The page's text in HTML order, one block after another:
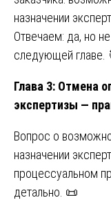
назначении
Отвечаем: да, но
следующей главе.
Глава 3: Отмена
экспертизы —
Вопрос о
назначении
процессуальном
детально. 📜